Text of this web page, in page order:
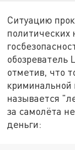
Ситуацию
политических
обозреватель
отметив, что
называется
за самолёта
деньги: